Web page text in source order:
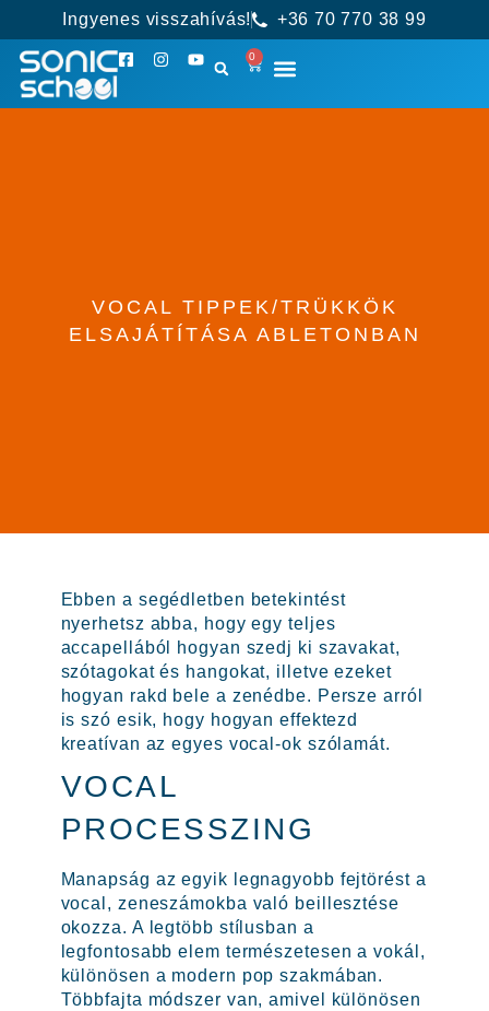
Ingyenes visszahívás! +36 70 770 38 99
0
VOCAL TIPPEK/TRÜKKÖK
ELSAJÁTÍTÁSA ABLETONBAN
Ebben a segédletben betekintést
nyerhetsz abba, hogy egy teljes
accapellából hogyan szedj ki szavakat,
szótagokat és hangokat, illetve ezeket
hogyan rakd bele a zenédbe. Persze arról
is szó esik, hogy hogyan effektezd
kreatívan az egyes vocal-ok szólamát.
VOCAL
PROCESSZING
Manapság az egyik legnagyobb fejtörést a
vocal, zeneszámokba való beillesztése
okozza. A legtöbb stílusban a
legfontosabb elem természetesen a vokál,
különösen a modern pop szakmában.
Többfajta módszer van, amivel különösen